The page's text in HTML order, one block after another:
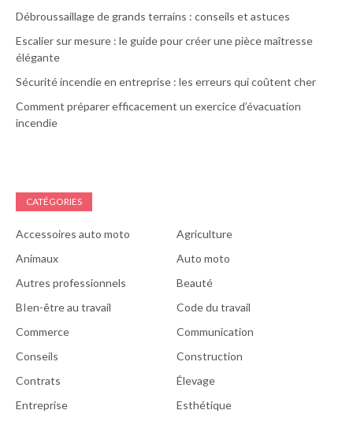
Débroussaillage de grands terrains : conseils et astuces
Escalier sur mesure : le guide pour créer une pièce maîtresse
élégante
Sécurité incendie en entreprise : les erreurs qui coûtent cher
Comment préparer efficacement un exercice d’évacuation
incendie
CATÉGORIES
Accessoires auto moto
Agriculture
Animaux
Auto moto
Autres professionnels
Beauté
BIen-être au travail
Code du travail
Commerce
Communication
Conseils
Construction
Contrats
Élevage
Entreprise
Esthétique